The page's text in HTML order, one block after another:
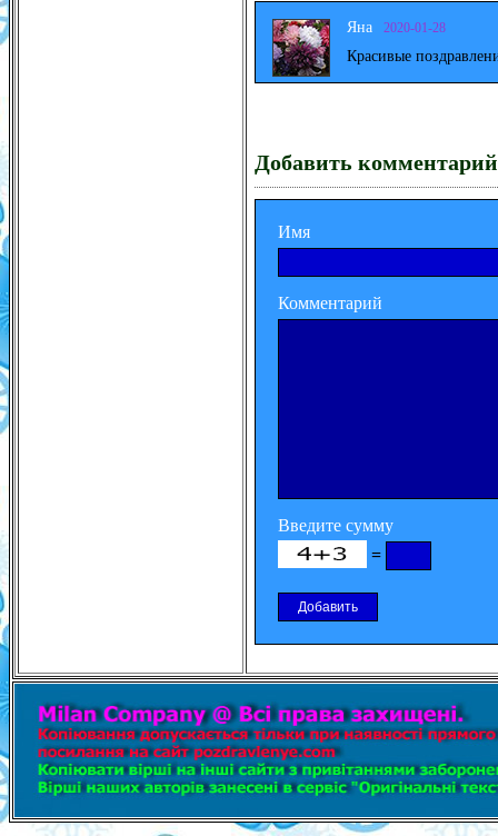
Яна 2020-01-28
Красивые
Добавить комментарий
Имя
Комментарий
Введите сумму
=